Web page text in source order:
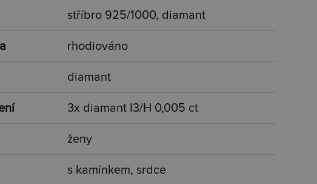
stříbro 925/1000, diamant
rhodiováno
diamant
3x diamant I3/H 0,005 ct
ženy
s kamínkem, srdce